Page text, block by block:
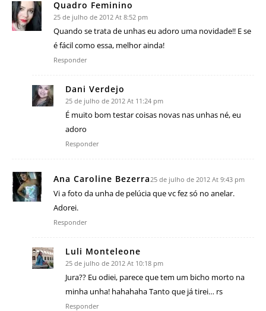
Quadro Feminino
25 de julho de 2012 At 8:52 pm
Quando se trata de unhas eu adoro uma novidade!! E se
é fácil como essa, melhor ainda!
Responder
Dani Verdejo
25 de julho de 2012 At 11:24 pm
É muito bom testar coisas novas nas unhas né, eu
adoro
Responder
Ana Caroline Bezerra 25 de julho de 2012 At 9:43 pm
Vi a foto da unha de pelúcia que vc fez só no anelar.
Adorei.
Responder
Luli Monteleone
25 de julho de 2012 At 10:18 pm
Jura?? Eu odiei, parece que tem um bicho morto na
minha unha! hahahaha Tanto que já tirei… rs
Responder